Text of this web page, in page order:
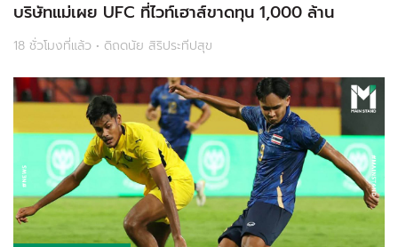
บริษัทแม่เผย UFC ที่ไวท์เฮาส์ขาดทุน 1,000 ล้าน
18 ชั่วโมงที่แล้ว • ดิถดนัย สิริประทีปสุข